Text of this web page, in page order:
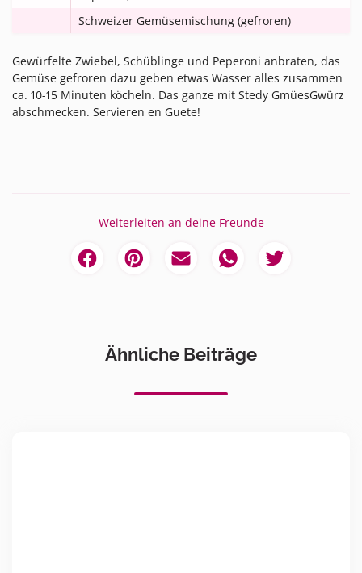
Schweizer Gemüsemischung (gefroren)
Gewürfelte Zwiebel, Schüblinge und Peperoni anbraten, das
Gemüse gefroren dazu geben etwas Wasser alles zusammen
ca. 10-15 Minuten köcheln. Das ganze mit Stedy GmüesGwürz
abschmecken. Servieren en Guete!
Weiterleiten an deine Freunde
Ähnliche Beiträge